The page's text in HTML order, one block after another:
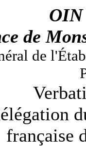
OIN
de
de
française